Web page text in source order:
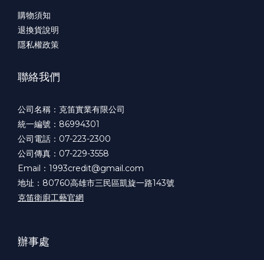
購物須知
退換貨說明
隱私權政策
聯絡我們
公司名稱：克笛實業有限公司
統一編號：86994301
公司電話：07-223-2300
公司傳真：07-229-3558
Email：1993credit@gmail.com
地址：80760高雄市三民區凱旋一路143號
克笛衛廚工藝官網
辦事處